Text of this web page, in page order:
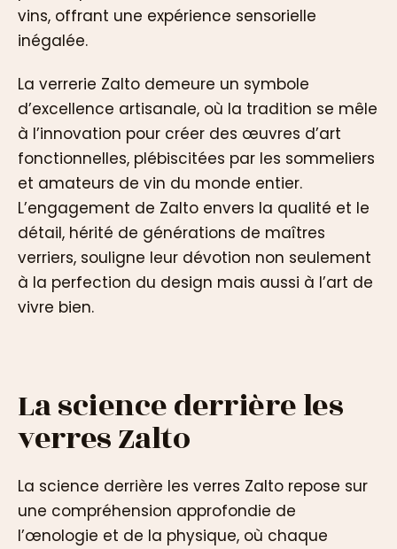
vins, offrant une expérience sensorielle
inégalée.
La verrerie Zalto demeure un symbole
d’excellence artisanale, où la tradition se mêle
à l’innovation pour créer des œuvres d’art
fonctionnelles, plébiscitées par les sommeliers
et amateurs de vin du monde entier.
L’engagement de Zalto envers la qualité et le
détail, hérité de générations de maîtres
verriers, souligne leur dévotion non seulement
à la perfection du design mais aussi à l’art de
vivre bien.
La science derrière les
verres Zalto
La science derrière les verres Zalto repose sur
une compréhension approfondie de
l’œnologie et de la physique, où chaque